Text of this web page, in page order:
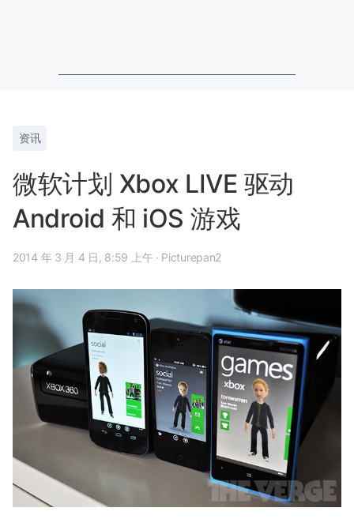
资讯
微软计划 Xbox LIVE 驱动
Android 和 iOS 游戏
2014 年 3 月 4 日, 8:59 上午 · Picturepan2